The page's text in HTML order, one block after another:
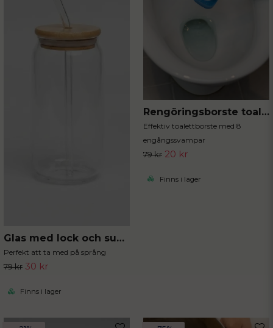
Glas med lock och sugrör
Perfekt att ta med på språng
79 kr 30 kr
Finns i lager
Rengöringsborste toalett med engångssvampar
Effektiv toalettborste med 8
engångssvampar
79 kr 20 kr
Finns i lager